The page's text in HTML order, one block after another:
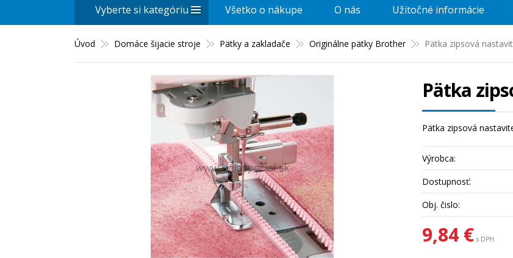
Úvod Domáce šijacie stroje Pätky a zakladače Originálne pätky Brother Pätka zipsová
Pätka
Pätka zipsová
Výrobca:
Dostupnosť:
Obj. čislo:
9,84 € s DPH
Vyberte si kategóriu Všetko o nákupe O nás Užitočné informácie